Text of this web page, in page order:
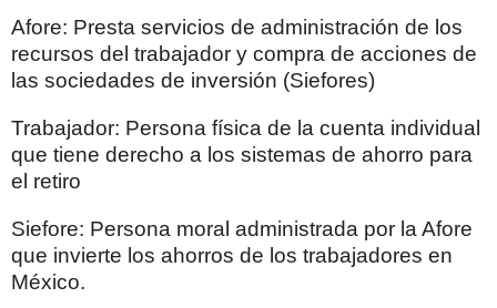
Afore: Presta servicios de administración de los
recursos del trabajador y compra de acciones de
las sociedades de inversión (Siefores)
Trabajador: Persona física de la cuenta individual
que tiene derecho a los sistemas de ahorro para
el retiro
Siefore: Persona moral administrada por la Afore
que invierte los ahorros de los trabajadores en
México.